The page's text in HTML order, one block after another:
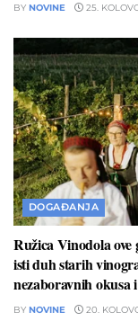
BY NOVINE 25.
DOGAĐANJA
Ružica Vinodola
isti duh starih
nezaboravnih okusa
BY NOVINE 20.